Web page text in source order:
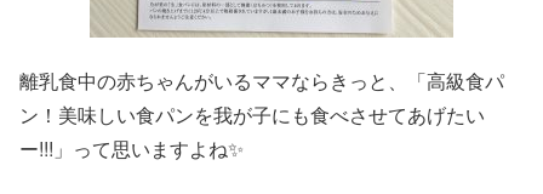
離乳食中の赤ちゃんがいるママならきっと、「高級食パ
ン！美味しい食パンを我が子にも食べさせてあげたい
ー!!!」って思いますよね✨